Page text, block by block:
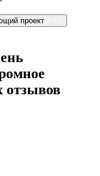
проект
отзывов